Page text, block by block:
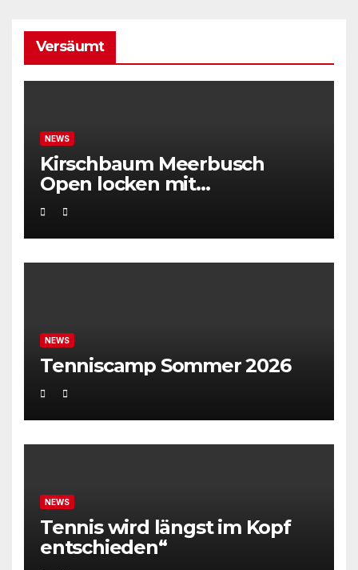
Versäumt
NEWS
Kirschbaum Meerbusch
Open locken mit
Weltklassetennis
NEWS
Tenniscamp Sommer 2026
NEWS
Tennis wird längst im Kopf
entschieden“